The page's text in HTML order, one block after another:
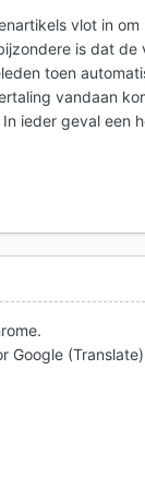
vlot in
is dat
toen
vandaan
ieder geval een